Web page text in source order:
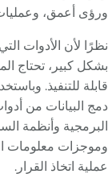
ورؤى أعمق،
نظرًا لأن الأدوات
بشكل كبير، تحتاج
دمج البيانات من
البرمجية وأنظمة
وموجزات معلومات
عملية اتخاذ القرار.